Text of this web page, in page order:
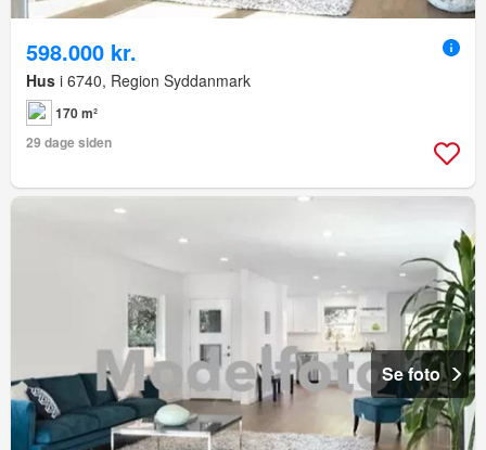
598.000 kr.
Hus i 6740, Region Syddanmark
170 m²
29 dage siden
Se foto